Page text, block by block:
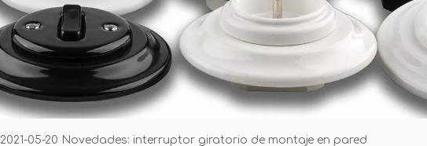
2021-05-20 Novedades: interruptor giratorio de montaje en pared